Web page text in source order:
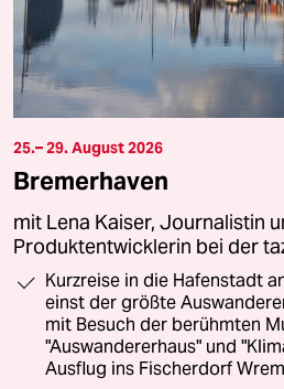
25.– 29. August 2026
Bremerhaven
mit Lena Kaiser, Journalistin
Produktentwicklerin bei der
Kurzreise in die Hafenstadt
einst der größte
mit Besuch der berühmten
"Auswandererhaus" und
Ausflug ins Fischerdorf